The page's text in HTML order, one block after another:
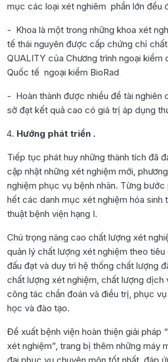
mục các loại xét nghiêm phần lớn đều
- Khoa là một trong những khoa xét
tế thái nguyên được cấp chứng chỉ
QUALITY của Chương trình ngoại kiểm
Quốc tế ngoại kiểm BioRad
- Hoàn thành được nhiều đề tài nghiên
sở đạt kết quả cao có giá trị áp dụng
Hướng phát triển .
Tiếp tục phát huy những thành tích đã
cập nhật những xét nghiệm mới,
nghiệm phục vụ bệnh nhân. Từng bước
hết các danh mục xét nghiệm hóa sinh
thuật bệnh viện hạng I.
Chú trọng nâng cao chất lượng xét
quản lý chất lượng xét nghiệm theo tiêu
đấu đạt và duy trì hệ thống chất lượng
chất lượng xét nghiệm, chất lượng dịch
công tác chẩn đoán và điều trị, phục
học và đào tạo.
Đề xuất bệnh viện hoàn thiện giải pháp
xét nghiệm”, trang bị thêm những máy